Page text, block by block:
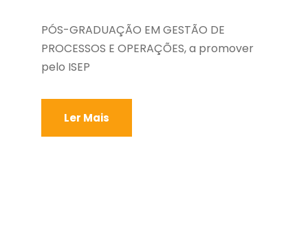
PÓS-GRADUAÇÃO EM GESTÃO DE
PROCESSOS E OPERAÇÕES, a promover
pelo ISEP
Ler Mais